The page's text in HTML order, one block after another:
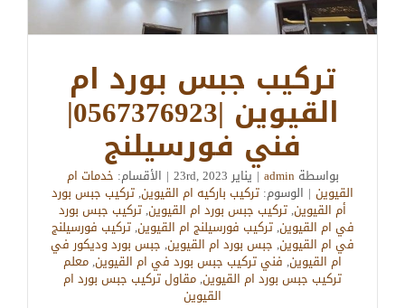
تركيب جبس بورد ام
القيوين |0567376923|
فني فورسيلنج
بواسطةadmin
| يناير 23rd, 2023 | الأقسام: خدمات ام
القيوين | الوسوم: تركيب باركيه ام القيوين,تركيب جبس بورد
أم القيوين,تركيب جبس بورد ام القيوين,تركيب جبس بورد
في ام القيوين,تركيب فورسيلنج ام القيوين,تركيب فورسيلنج
في ام القيوين, جبس بورد ام القيوين, جبس بورد وديكور في
ام القيوين, فني تركيب جبس بورد في ام القيوين,معلم
تركيب جبس بورد ام القيوين,مقاول تركيب جبس بورد ام
القيوين